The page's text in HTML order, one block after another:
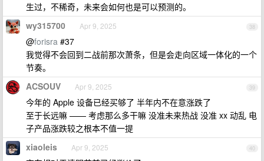
生过，不稀奇，未来会如何也是可以预测的。
38
wy315700 Apr 9, 2025
@forisra #37
我觉得不会回到二战前那次萧条，但是会走向区域一体化的一个
节奏。
39
ACSOUV Apr 9, 2025
今年的 Apple 设备已经买够了 半年内不在意涨跌了
至于长远嘛 —— 考虑那么多干嘛 没准未来热战 没准 xx 动乱 电
子产品涨跌较之根本不值一提
40
xiaoleis Apr 9, 2025